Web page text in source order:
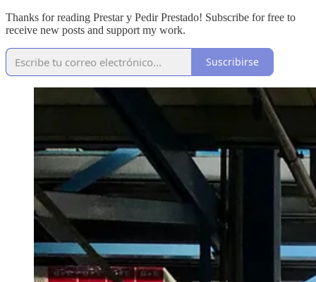
Thanks for reading Prestar y Pedir Prestado! Subscribe for free to
receive new posts and support my work.
Suscribirse